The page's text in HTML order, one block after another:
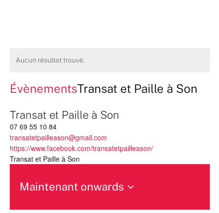
Aucun résultat trouvé.
ÉvènementsTransat et Paille à Son
Transat et Paille à Son
07 69 55 10 84
transatetpailleason@gmail.com
https://www.facebook.com/transatetpailleason/
Transat et Paille à Son
Maintenant onwards